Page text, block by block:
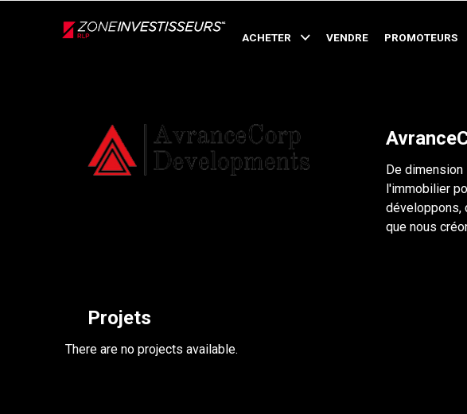
ACHETER VENDRE PROMOTEURS
Retour
De
l'immobilier
développons,
que nous
Projets
There are no projects available.